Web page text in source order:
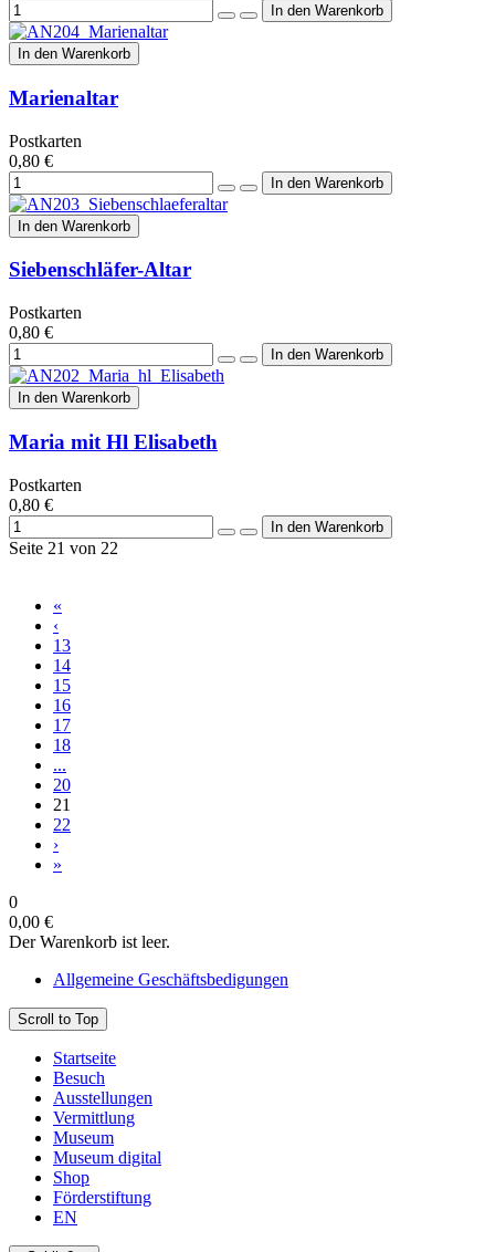
In den Warenkorb
Marienaltar
Postkarten
0,80 €
In den Warenkorb
Siebenschläfer-Altar
Postkarten
0,80 €
In den Warenkorb
Maria mit Hl Elisabeth
Postkarten
0,80 €
Seite 21 von 22
«
‹
13
14
15
16
17
18
...
20
21
22
›
»
0
0,00 €
Der Warenkorb ist leer.
Allgemeine Geschäftsbedigungen
Scroll to Top
Startseite
Besuch
Ausstellungen
Vermittlung
Museum
Museum digital
Shop
Förderstiftung
EN